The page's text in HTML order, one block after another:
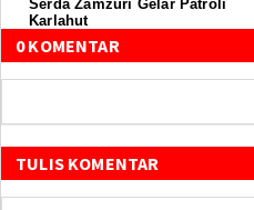
Serda Zamzuri Gelar Patroli
Karlahut
0 KOMENTAR
TULIS KOMENTAR